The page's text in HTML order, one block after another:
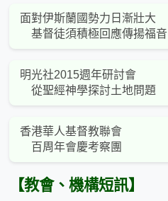
面對伊斯蘭國勢力日漸壯大
基督徒須積極回應傳揚福音
明光社2015週年研討會
從聖經神學探討土地問題
香港華人基督教聯會
百周年會慶考察團
【教會、機構短訊】